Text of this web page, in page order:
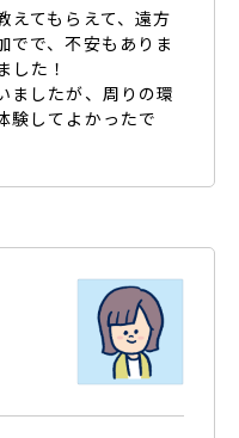
えてもらえて、遠方
でで、不安もありま
した！
ましたが、周りの環
験してよかったで